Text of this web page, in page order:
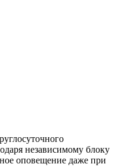
независимому блоку
оповещение даже при